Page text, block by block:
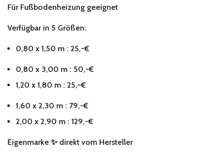
Für Fußbodenheizung geeignet
Verfügbar in 5 Größen:
0,80 x 1,50 m : 25,-€
0,80 x 3,00 m : 50,-€
1,20 x 1,80 m : 25,-€
1,60 x 2,30 m : 79,-€
2,00 x 2,90 m : 129,-€
Eigenmarke ✨ direkt vom Hersteller